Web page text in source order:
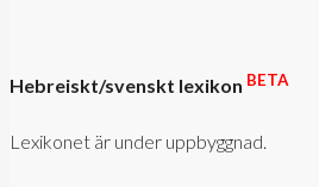
Hebreiskt/svenskt lexikon BETA
Lexikonet är under uppbyggnad.